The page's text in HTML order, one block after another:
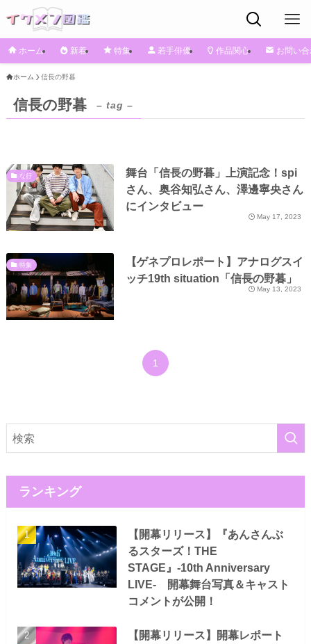
ホーム 新着 特集 若手俳優 作品関心 お問い
ホーム 信長の野暮
信長の野暮 – tag –
な行
舞台「信長の野暮」上演記念！spi
さん、奥谷知弘さん、澤邊寧央さん
にインタビュー
May 17, 2023
特集
【ゲネプロレポート】アナログスイ
ッチ19th situation「信長の野暮」
May 13, 2023
1
ランキング
【開幕リリース】『あんさんぶ
るスターズ！THE
STAGE』-10th Anniversary
LIVE- 開幕舞台写真＆キャスト
コメントが公開！
【開幕リリース】開幕レポート